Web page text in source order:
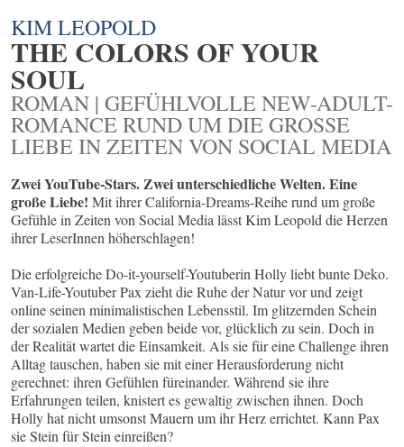
KIM LEOPOLD
THE COLORS OF YOUR
SOUL
ROMAN | GEFÜHLVOLLE NEW-ADULT-
ROMANCE RUND UM DIE GROSSE L
IEBE IN ZEITEN VON SOCIAL MEDIA
Zwei YouTube-Stars. Zwei unterschiedliche Welten. Eine
große Liebe! Mit ihrer California-Dreams-Reihe rund um große
Gefühle in Zeiten von Social Media lässt Kim Leopold die Herzen
ihrer LeserInnen höherschlagen!
Die erfolgreiche Do-it-yourself-Youtuberin Holly liebt bunte Deko.
Van-Life-Youtuber Pax zieht die Ruhe der Natur vor und zeigt
online seinen minimalistischen Lebensstil. Im glitzernden Schein
der sozialen Medien geben beide vor, glücklich zu sein. Doch in
der Realität wartet die Einsamkeit. Als sie für eine Challenge ihren
Alltag tauschen, haben sie mit einer Herausforderung nicht
gerechnet: ihren Gefühlen füreinander. Während sie ihre
Erfahrungen teilen, knistert es gewaltig zwischen ihnen. Doch
Holly hat nicht umsonst Mauern um ihr Herz errichtet. Kann Pax
sie Stein für Stein einreißen?